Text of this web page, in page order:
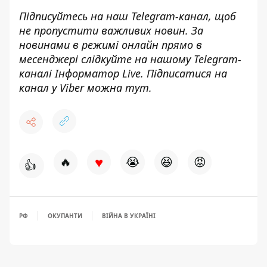
Підписуйтесь на наш Telegram-канал, щоб
не пропустити важливих новин. За
новинами в режимі онлайн прямо в
месенджері слідкуйте на нашому Telegram-
каналіІнформатор Live. Підписатися на
канал у Viber можна тут.
👍 🔥 ♥ 😭 😆 😡
РФ ОКУПАНТИ ВІЙНА В УКРАЇНІ